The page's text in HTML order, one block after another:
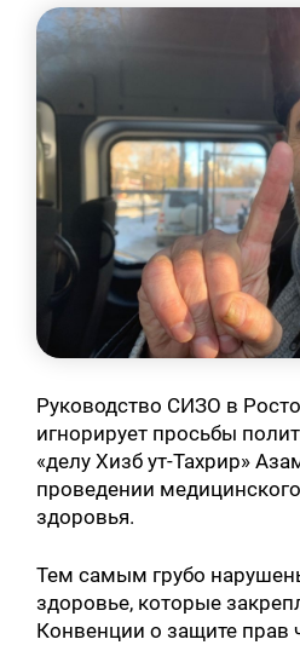
Руководство СИЗО в
игнорирует просьбы
«делу Хизб ут-Тахрир»
проведении
здоровья.
Тем самым грубо
здоровье, которые
Конвенции о защите прав